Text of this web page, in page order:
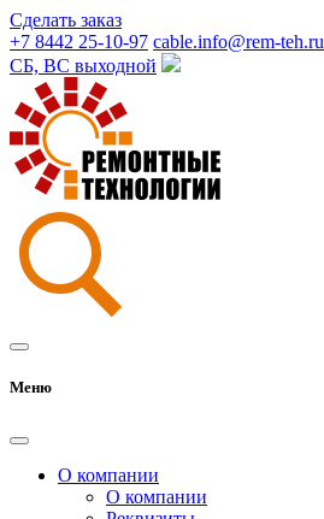
Сделать заказ
+7 8442 25-10-97 cable.info@rem-teh.ru
СБ, ВС выходной
Меню
О компании
О компании